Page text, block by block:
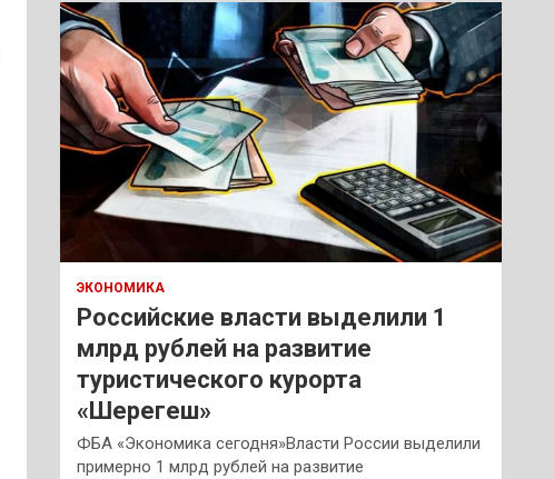
к
ЭКОНОМИКА
Российские власти выделили 1
млрд рублей на развитие
туристического курорта
«Шерегеш»
ФБА «Экономика сегодня»Власти России выделили
примерно 1 млрд рублей на развитие